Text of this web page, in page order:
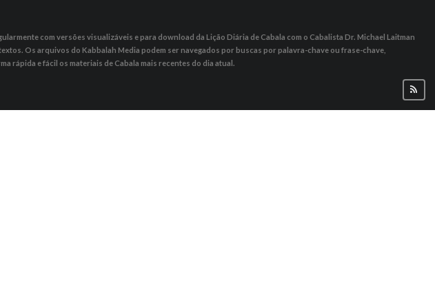
com versões visualizáveis ​​e para download da Lição Diária de Cabala com o Cabalista Dr. Michael Laitman
Os arquivos do Kabbalah Media podem ser navegados por buscas por palavra-chave ou frase-chave,
rápida e fácil os materiais de Cabala mais recentes do dia atual.